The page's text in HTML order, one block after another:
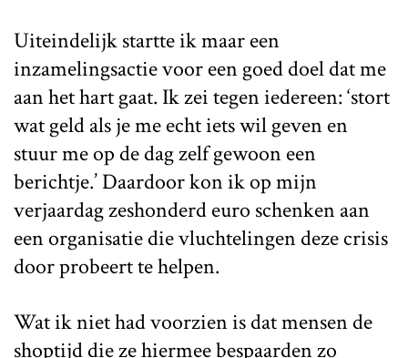
Uiteindelijk startte ik maar een
inzamelingsactie voor een goed doel dat me
aan het hart gaat. Ik zei tegen iedereen: ‘stort
wat geld als je me echt iets wil geven en
stuur me op de dag zelf gewoon een
berichtje.’ Daardoor kon ik op mijn
verjaardag zeshonderd euro schenken aan
een organisatie die vluchtelingen deze crisis
door probeert te helpen.
Wat ik niet had voorzien is dat mensen de
shoptijd die ze hiermee bespaarden zo